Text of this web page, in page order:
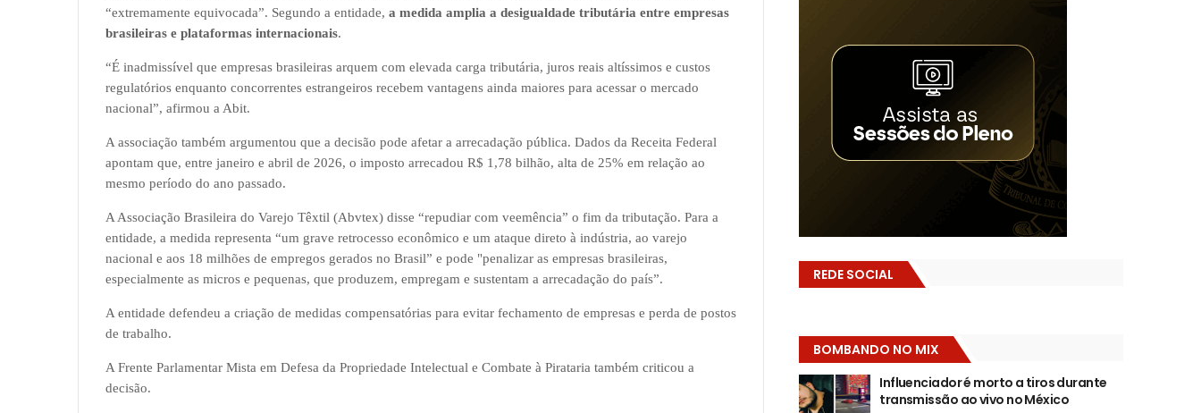
“extremamente equivocada”. Segundo a entidade, a medida amplia a desigualdade tributária entre empresas
brasileiras e plataformas internacionais.
“É inadmissível que empresas brasileiras arquem com elevada carga tributária, juros reais altíssimos e custos
regulatórios enquanto concorrentes estrangeiros recebem vantagens ainda maiores para acessar o mercado
nacional”, afirmou a Abit.
A associação também argumentou que a decisão pode afetar a arrecadação pública. Dados da Receita Federal
apontam que, entre janeiro e abril de 2026, o imposto arrecadou R$ 1,78 bilhão, alta de 25% em relação ao
mesmo período do ano passado.
A Associação Brasileira do Varejo Têxtil (Abvtex) disse “repudiar com veemência” o fim da tributação. Para a
entidade, a medida representa “um grave retrocesso econômico e um ataque direto à indústria, ao varejo
nacional e aos 18 milhões de empregos gerados no Brasil” e pode "penalizar as empresas brasileiras,
especialmente as micros e pequenas, que produzem, empregam e sustentam a arrecadação do país”.
A entidade defendeu a criação de medidas compensatórias para evitar fechamento de empresas e perda de postos
de trabalho.
A Frente Parlamentar Mista em Defesa da Propriedade Intelectual e Combate à Pirataria também criticou a
decisão.
REDE SOCIAL
BOMBANDO NO MIX
Influenciador é morto a tiros durante
transmissão ao vivo no México